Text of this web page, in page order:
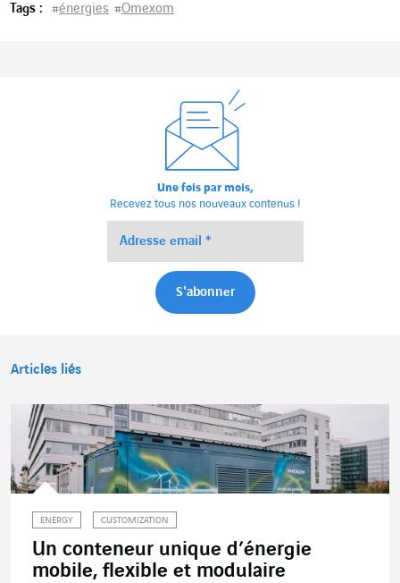
Tags : #énergies #Omexom
Une fois par mois,
Recevez tous nos nouveaux contenus !
Articles liés
ENERGY CUSTOMIZATION
Un conteneur unique d’énergie
mobile, flexible et modulaire